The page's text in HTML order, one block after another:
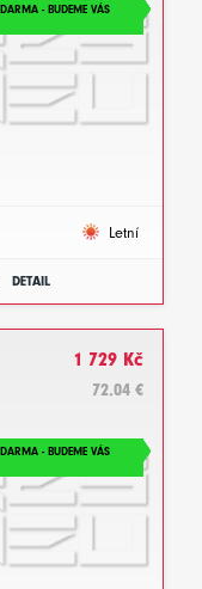
- BUDEME VÁS
Letní
DETAIL
1 729 Kč
72.04 €
- BUDEME VÁS